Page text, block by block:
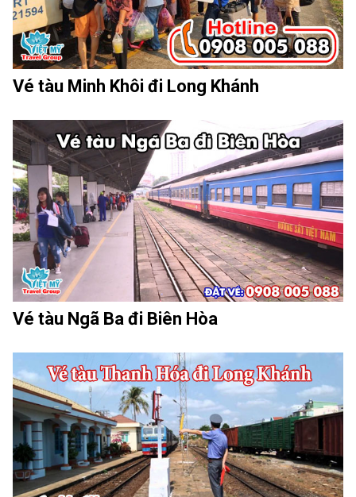
Vé tàu Minh Khôi đi Long Khánh
Vé tàu Ngã Ba đi Biên Hòa